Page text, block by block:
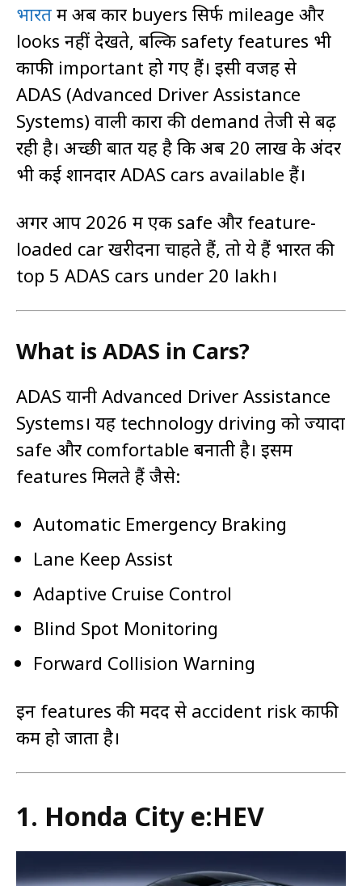
भारत में अब कार buyers सिर्फ mileage और
looks नहीं देखते, बल्कि safety features भी
काफी important हो गए हैं। इसी वजह से
ADAS (Advanced Driver Assistance
Systems) वाली कारों की demand तेजी से बढ़
रही है। अच्छी बात यह है कि अब ₹20 लाख के अंदर
भी कई शानदार ADAS cars available हैं।
अगर आप 2026 में एक safe और feature-
loaded car खरीदना चाहते हैं, तो ये हैं भारत की
top 5 ADAS cars under ₹20 lakh।
What is ADAS in Cars?
ADAS यानी Advanced Driver Assistance
Systems। यह technology driving को ज्यादा
safe और comfortable बनाती है। इसमें
features मिलते हैं जैसे:
Automatic Emergency Braking
Lane Keep Assist
Adaptive Cruise Control
Blind Spot Monitoring
Forward Collision Warning
इन features की मदद से accident risk काफी
कम हो जाता है।
1. Honda City e:HEV